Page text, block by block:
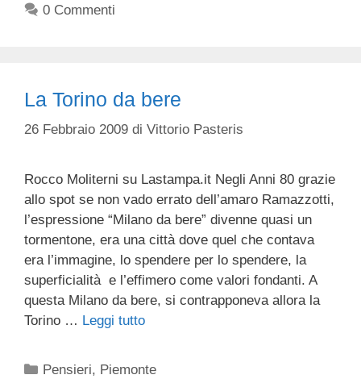
0 Commenti
La Torino da bere
26 Febbraio 2009 di Vittorio Pasteris
Rocco Moliterni su Lastampa.it Negli Anni 80 grazie
allo spot se non vado errato dell’amaro Ramazzotti,
l’espressione “Milano da bere” divenne quasi un
tormentone, era una città dove quel che contava
era l’immagine, lo spendere per lo spendere, la
superficialità e l’effimero come valori fondanti. A
questa Milano da bere, si contrapponeva allora la
Torino … Leggi tutto
Categorie
Pensieri, Piemonte